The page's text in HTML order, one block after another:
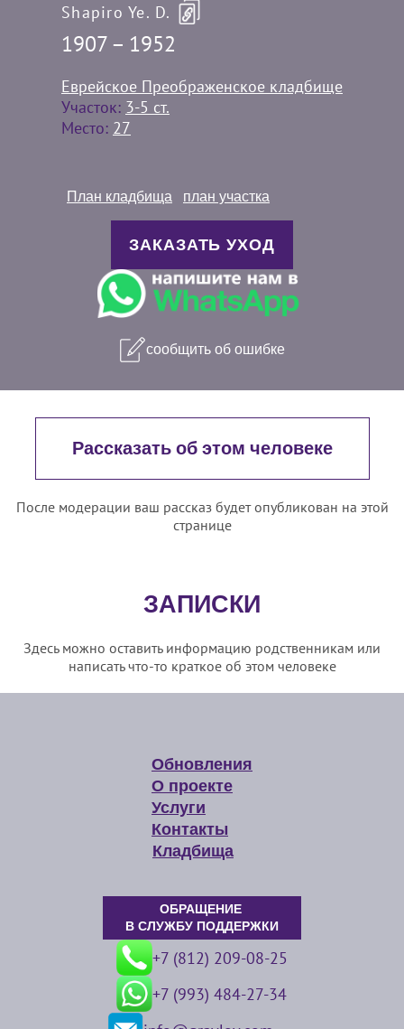
Shapiro Ye. D.
1907 – 1952
Еврейское Преображенское кладбище
Участок: 3-5 ст.
Место: 27
План кладбища план участка
ЗАКАЗАТЬ УХОД
сообщить об ошибке
Рассказать об этом человеке
После модерации ваш рассказ будет опубликован на этой
странице
ЗАПИСКИ
Здесь можно оставить информацию родственникам или
написать что-то краткое об этом человеке
Обновления
О проекте
Услуги
Контакты
Кладбища
ОБРАЩЕНИЕ
В СЛУЖБУ ПОДДЕРЖКИ
+7 (812) 209-08-25
+7 (993) 484-27-34